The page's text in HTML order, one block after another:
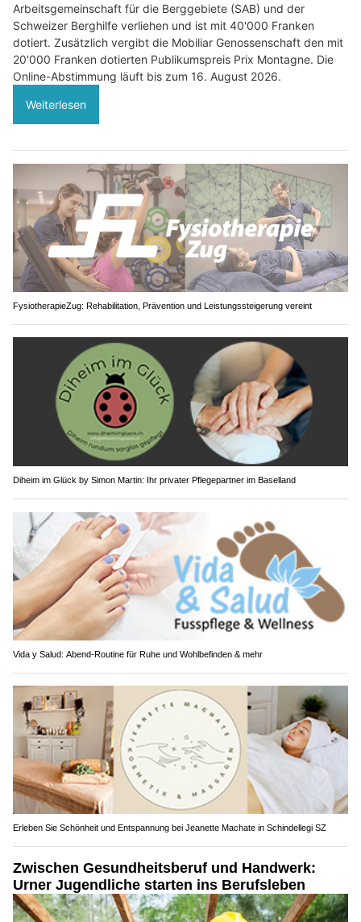
Arbeitsgemeinschaft für die Berggebiete (SAB) und der
Schweizer Berghilfe verliehen und ist mit 40'000 Franken
dotiert. Zusätzlich vergibt die Mobiliar Genossenschaft den mit
20'000 Franken dotierten Publikumspreis Prix Montagne. Die
Online-Abstimmung läuft bis zum 16. August 2026.
Weiterlesen
FysiotherapieZug: Rehabilitation, Prävention und Leistungssteigerung vereint
Diheim im Glück by Simon Martin: Ihr privater Pflegepartner im Baselland
Vida y Salud: Abend-Routine für Ruhe und Wohlbefinden & mehr
Erleben Sie Schönheit und Entspannung bei Jeanette Machate in Schindellegi SZ
Zwischen Gesundheitsberuf und Handwerk:
Urner Jugendliche starten ins Berufsleben